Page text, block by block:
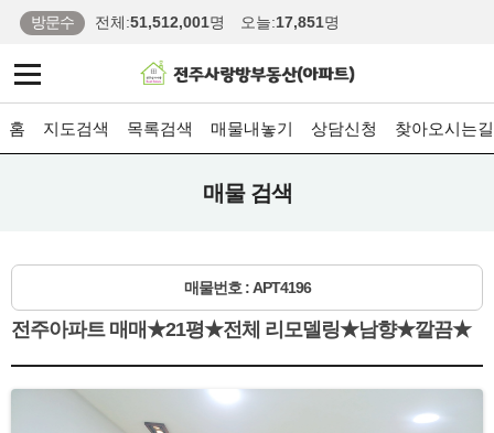
방문수 전체:51,512,001명 오늘:17,851명
홈 지도검색 목록검색 매물내놓기 상담신청 찾아오시는길
매물 검색
매물번호 : APT4196
전주아파트 매매★21평★전체 리모델링★남향★깔끔★